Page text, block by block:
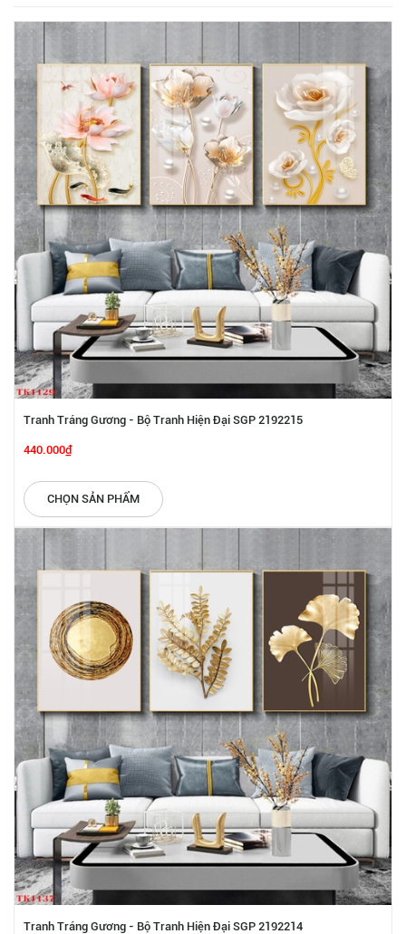
Tranh Tráng Gương - Bộ Tranh Hiện Đại SGP 2192215
440.000₫
CHỌN SẢN PHẨM
Tranh Tráng Gương - Bộ Tranh Hiện Đại SGP 2192214